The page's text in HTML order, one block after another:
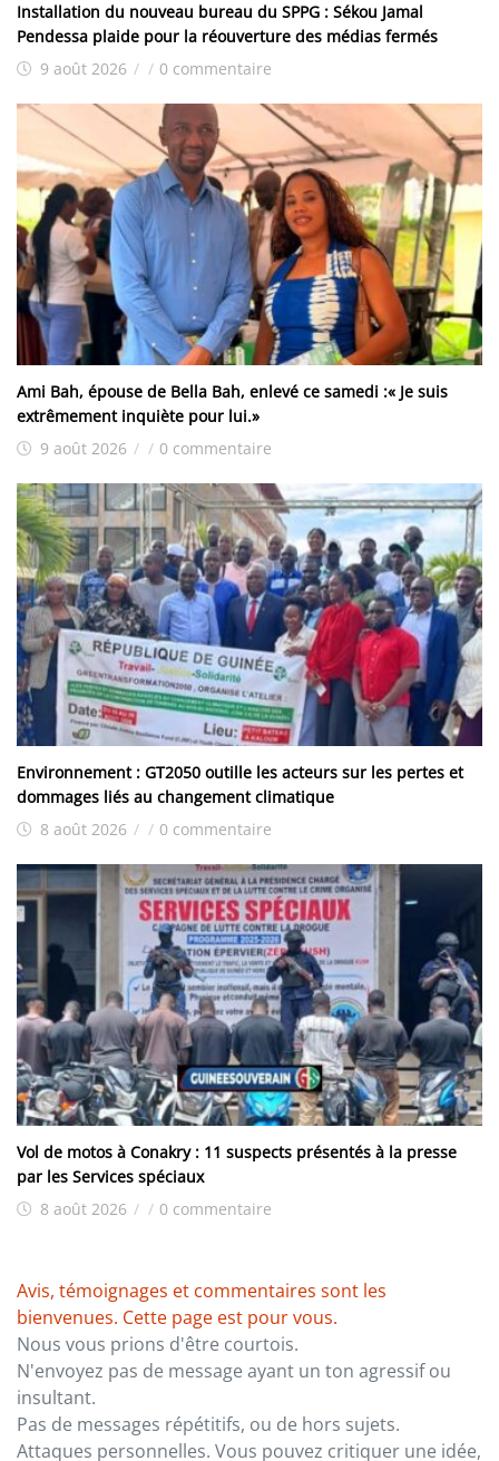
Installation du nouveau bureau du SPPG : Sékou Jamal
Pendessa plaide pour la réouverture des médias fermés
9 août 2026 / / 0 commentaire
Ami Bah, épouse de Bella Bah, enlevé ce samedi :« Je suis
extrêmement inquiète pour lui.»
9 août 2026 / / 0 commentaire
Environnement : GT2050 outille les acteurs sur les pertes et
dommages liés au changement climatique
8 août 2026 / / 0 commentaire
Vol de motos à Conakry : 11 suspects présentés à la presse
par les Services spéciaux
8 août 2026 / / 0 commentaire
Avis, témoignages et commentaires sont les
bienvenues. Cette page est pour vous.
Nous vous prions d'être courtois.
N'envoyez pas de message ayant un ton agressif ou
insultant.
Pas de messages répétitifs, ou de hors sujets.
Attaques personnelles. Vous pouvez critiquer une idée,